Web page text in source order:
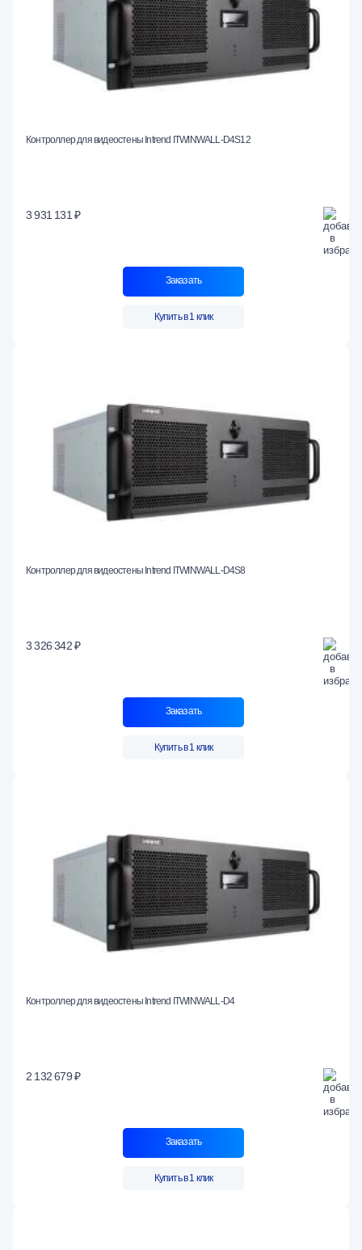
Контроллер для видеостены Intrend ITWINWALL-D4S12
3 931 131 ₽
Заказать
Купить в 1 клик
Контроллер для видеостены Intrend ITWINWALL-D4S8
3 326 342 ₽
Заказать
Купить в 1 клик
Контроллер для видеостены Intrend ITWINWALL-D4
2 132 679 ₽
Заказать
Купить в 1 клик